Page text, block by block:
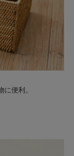
便利。